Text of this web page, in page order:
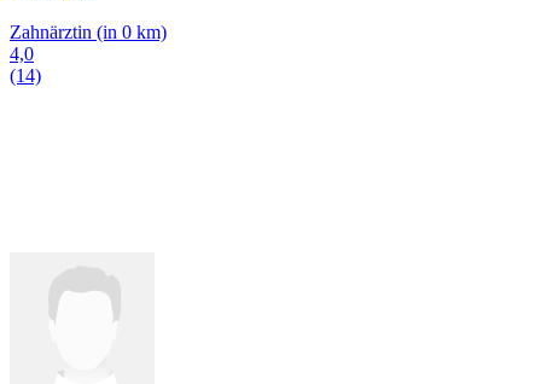
Zahnärztin (in 0 km)
4,0
(14)